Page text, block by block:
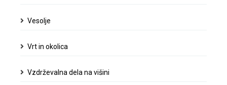
Vesolje
Vrt in okolica
Vzdrževalna dela na višini